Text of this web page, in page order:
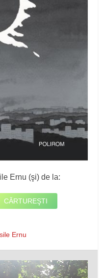
Ernu (şi) de la:
CĂRTUREŞTI
Ernu